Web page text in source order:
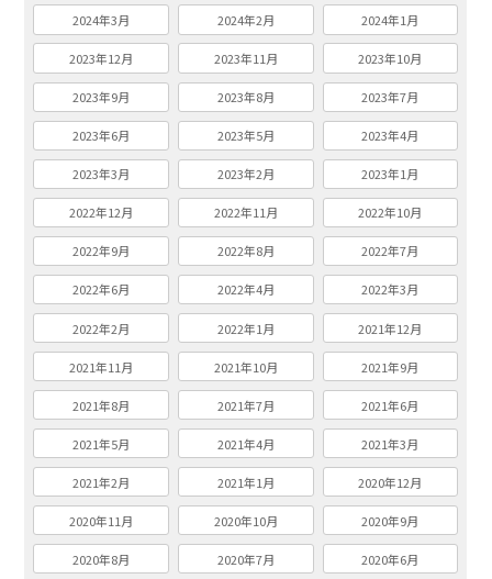
2024年3月 2024年2月 2024年1月
2023年12月 2023年11月 2023年10月
2023年9月 2023年8月 2023年7月
2023年6月 2023年5月 2023年4月
2023年3月 2023年2月 2023年1月
2022年12月 2022年11月 2022年10月
2022年9月 2022年8月 2022年7月
2022年6月 2022年4月 2022年3月
2022年2月 2022年1月 2021年12月
2021年11月 2021年10月 2021年9月
2021年8月 2021年7月 2021年6月
2021年5月 2021年4月 2021年3月
2021年2月 2021年1月 2020年12月
2020年11月 2020年10月 2020年9月
2020年8月 2020年7月 2020年6月